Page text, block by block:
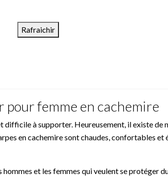
femme en cachemire
difficile à supporter. Heureusement, il existe
en cachemire sont chaudes, confortables
et les femmes qui veulent se protéger